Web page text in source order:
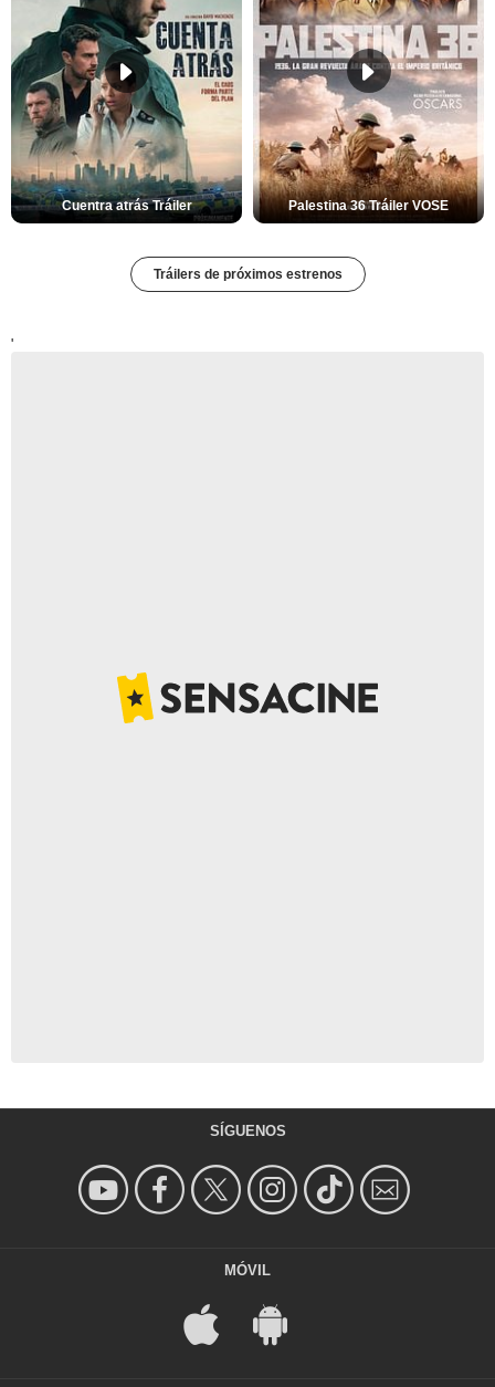
Cuentra atrás Tráiler Palestina 36 Tráiler VOSE
Tráilers de próximos estrenos
'
SÍGUENOS
MÓVIL